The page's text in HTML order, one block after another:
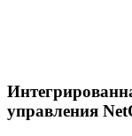
управления